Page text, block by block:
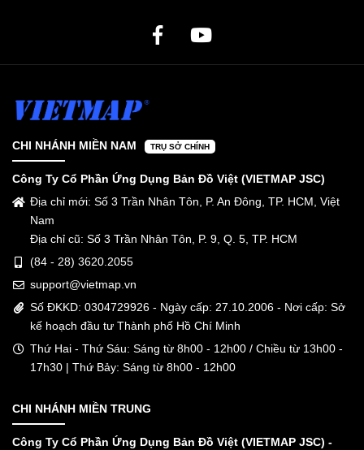
CHI NHÁNH MIỀN NAM TRỤ SỞ CHÍNH
Công Ty Cổ Phần Ứng Dụng Bản Đồ Việt (VIETMAP JSC)
Địa chỉ mới: Số 3 Trần Nhân Tôn, P. An Đông, TP. HCM, Việt
Nam
Địa chỉ cũ: Số 3 Trần Nhân Tôn, P. 9, Q. 5, TP. HCM
(84 - 28) 3620.2055
support@vietmap.vn
Số ĐKKD: 0304729926 - Ngày cấp: 27.10.2006 - Nơi cấp: Sở
kế hoạch đầu tư Thành phố Hồ Chí Minh
Thứ Hai - Thứ Sáu: Sáng từ 8h00 - 12h00 / Chiều từ 13h00 -
17h30 | Thứ Bảy: Sáng từ 8h00 - 12h00
CHI NHÁNH MIỀN TRUNG
Công Ty Cổ Phần Ứng Dụng Bản Đồ Việt (VIETMAP JSC) -